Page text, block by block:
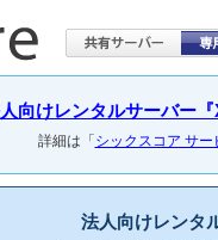
人向けレンタルサーバー
詳細は「 シックスコア サ
法人向けレンタ